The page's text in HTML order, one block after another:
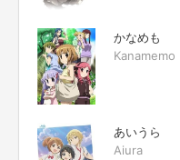
かなめも
Kanamemo
あいうら
Aiura